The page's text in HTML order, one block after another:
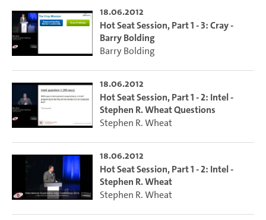
18.06.2012
Hot Seat Session, Part 1 - 3: Cray -
Barry Bolding
Barry Bolding
18.06.2012
Hot Seat Session, Part 1 - 2: Intel -
Stephen R. Wheat Questions
Stephen R. Wheat
18.06.2012
Hot Seat Session, Part 1 - 2: Intel -
Stephen R. Wheat
Stephen R. Wheat